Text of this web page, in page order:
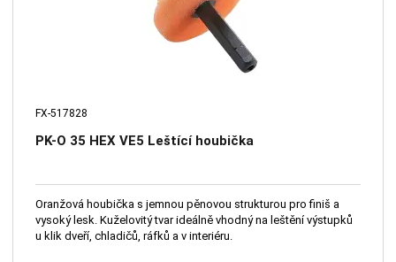
FX-517828
PK-O 35 HEX VE5 Leštící houbička
Oranžová houbička s jemnou pěnovou strukturou pro finiš a
vysoký lesk. Kuželovitý tvar ideálně vhodný na leštění výstupků
u klik dveří, chladičů, ráfků a v interiéru.